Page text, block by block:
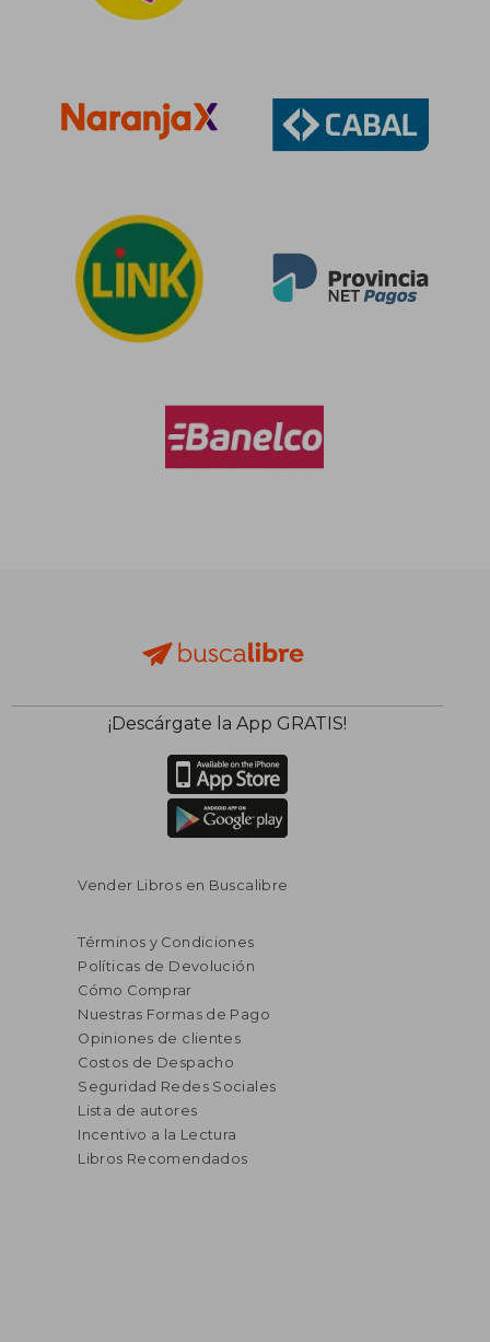
50%
dcto. $ 60.557 dcto. $
¡Descárgate la App GRATIS!
Vender Libros en Buscalibre
Términos y Condiciones
Políticas de Devolución
Cómo Comprar
Nuestras Formas de Pago
Opiniones de clientes
Costos de Despacho
Seguridad Redes Sociales
Lista de autores
Incentivo a la Lectura
Libros Recomendados